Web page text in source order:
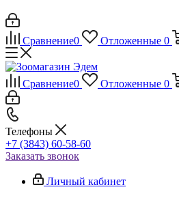
Сравнение0 Отложенные 0
Сравнение0 Отложенные 0
Телефоны
+7 (3843) 60-58-60
Заказать звонок
Личный кабинет